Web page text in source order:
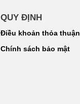
QUY ĐỊNH
Điều khoản thỏa thuận
Chính sách bảo mật